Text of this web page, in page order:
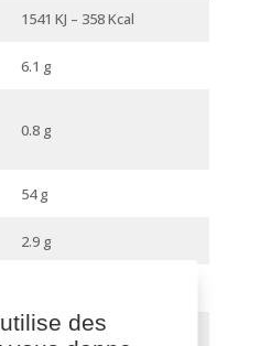
1541 KJ – 358 Kcal
6.1 g
0.8 g
54 g
2.9 g
16 g
des